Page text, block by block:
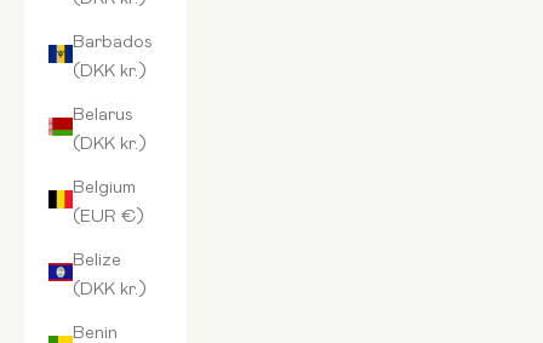
Barbados
(DKK kr.)
Belarus
(DKK kr.)
Belgium
(EUR €)
Belize
(DKK kr.)
Benin